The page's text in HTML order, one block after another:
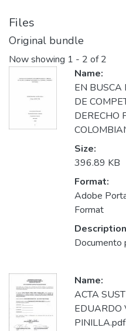
Files
Original bundle
Now showing 1 - 2 of 2
Name:
EN BUSCA
DE
DERECHO
Size:
396.89 KB
Format:
Adobe
Format
Documento
Name:
ACTA
EDUARDO
PINILLA.pdf